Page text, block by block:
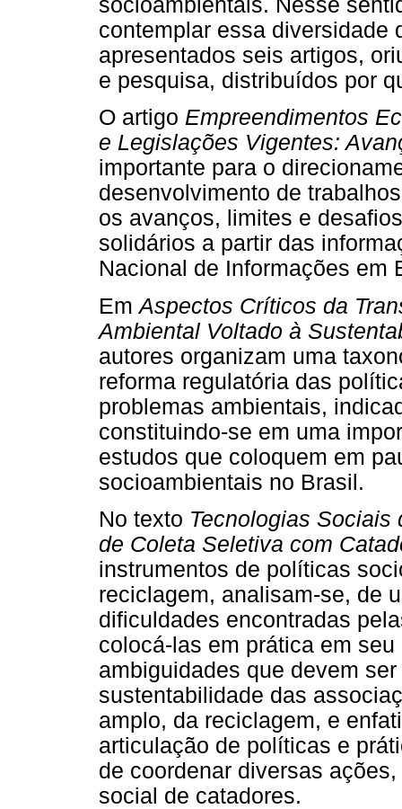
socioambientais. Nesse
contemplar essa diversidade
apresentados seis artigos,
e pesquisa, distribuídos por
O artigo Empreendimentos
e Legislações Vigentes:
importante para o
desenvolvimento de
os avanços, limites e
solidários a partir das
Nacional de Informações em
EmAspectos Críticos da
Ambiental Voltado à
autores organizam uma
reforma regulatória das
problemas ambientais,
constituindo-se em uma
estudos que coloquem em
socioambientais no Brasil.
No texto Tecnologias
de Coleta Seletiva com
instrumentos de políticas
reciclagem, analisam-se, de
dificuldades encontradas
colocá-las em prática em
ambiguidades que devem
sustentabilidade das
amplo, da reciclagem, e
articulação de políticas e
de coordenar diversas
social de catadores.